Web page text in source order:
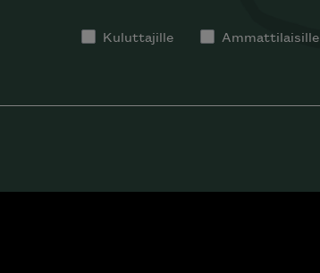
Kuluttajille Ammattilaisille